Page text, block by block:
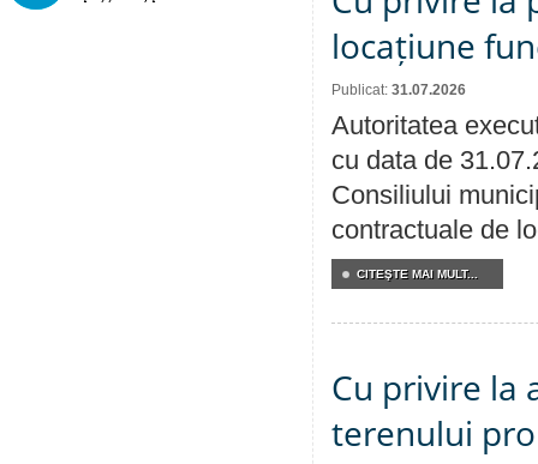
locațiune
Publicat: 31.07.2026
Autoritatea
cu data de
Consiliului
contractuale de
CITEŞTE MAI MULT...
Cu privire la
terenului